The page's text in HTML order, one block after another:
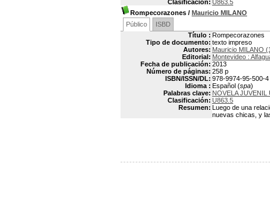
Clasificación: U863.5
Rompecorazones / Mauricio MILANO
Público
ISBD
Título : Rompecorazones
Tipo de documento: texto impreso
Autores: Mauricio MILANO
Editorial: Montevideo :
Fecha de publicación: 2013
Número de páginas: 258 p
ISBN/ISSN/DL: 978-9974-95-500-4
Idioma : Español (spa)
Palabras clave: NOVELA JUVENIL
Clasificación: U863.5
Resumen: Luego de una
nuevas chicas, y